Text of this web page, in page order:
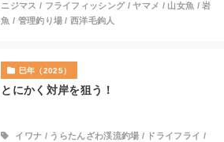
ニジマス / フライフィッシング/ ヤマメ / 山女魚 /岩
魚 / 管理釣り場 /西洋毛鉤人
巳年（2025）
とにかく対岸を狙う！
イワナ / うらたんざわ渓流釣場 / ドライフライ /